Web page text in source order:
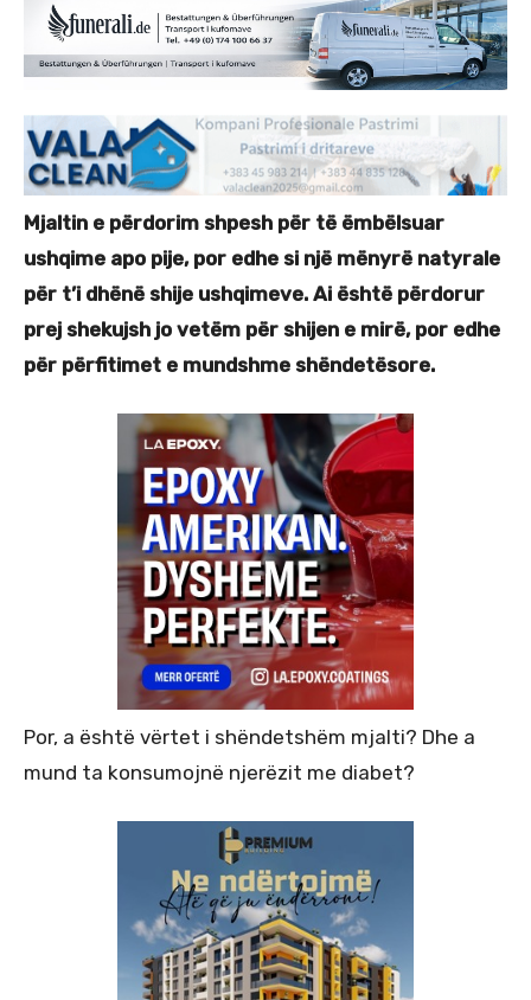
Mjaltin e përdorim shpesh për të ëmbëlsuar
ushqime apo pije, por edhe si një mënyrë natyrale
për t’i dhënë shije ushqimeve. Ai është përdorur
prej shekujsh jo vetëm për shijen e mirë, por edhe
për përfitimet e mundshme shëndetësore.
Por, a është vërtet i shëndetshëm mjalti? Dhe a
mund ta konsumojnë njerëzit me diabet?